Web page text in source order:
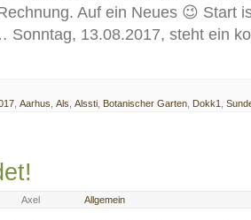
Auf ein Neues 😉 Start
Sonntag, 13.08.2017, steht ein
Aarhus Als Alssti Botanischer Garten Dokk1
Axel Allgemein